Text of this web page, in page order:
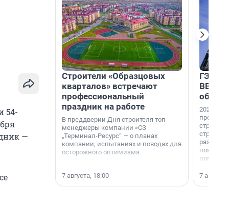
54-
—
Строители «Образцовых
кварталов» встречают
профессиональный
праздник на работе
В преддверии Дня строителя топ-
менеджеры компании «СЗ
„Терминал-Ресурс“ — о планах
компании, испытаниях и поводах для
осторожного оптимизма.
7 августа, 18:00
ГЭС,
ВВП: в
об
2026-й —
раз. В
7